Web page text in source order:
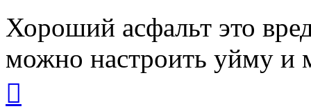
Хороший асфальт это
можно настроить уйму и
началу